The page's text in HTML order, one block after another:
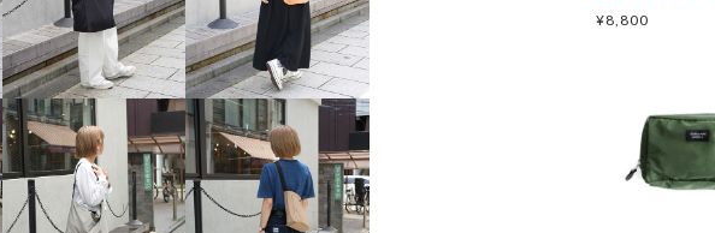
¥8,800